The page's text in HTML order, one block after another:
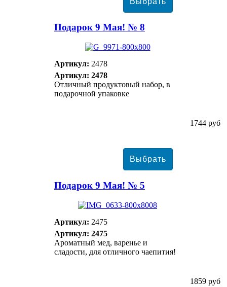
Подарок 9 Мая! № 8
Артикул: 2478
Артикул: 2478
Отличный продуктовый набор, в
подарочной упаковке
1744 руб
Подарок 9 Мая! № 5
Артикул: 2475
Артикул: 2475
Ароматный мед, варенье и
сладости, для отличного чаепития!
1859 руб